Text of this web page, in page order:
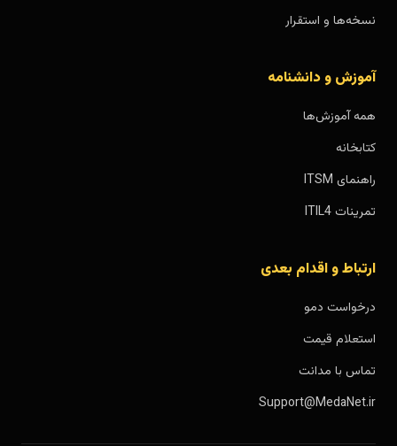
نسخه‌ها و استقرار
آموزش و دانشنامه
همه آموزش‌ها
کتابخانه
راهنمای ITSM
تمرینات ITIL4
ارتباط و اقدام بعدی
درخواست دمو
استعلام قیمت
تماس با مدانت
Support@MedaNet.ir